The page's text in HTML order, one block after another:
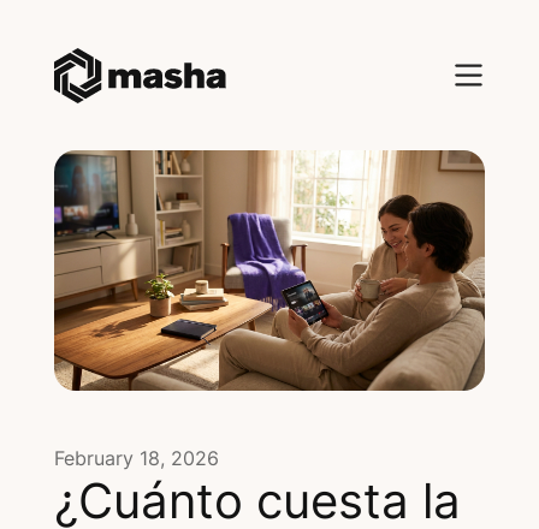
February 18, 2026
¿Cuánto cuesta la